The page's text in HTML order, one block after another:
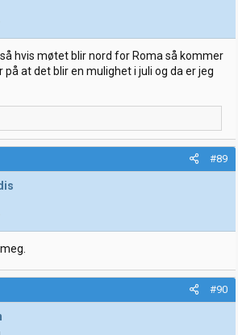
hvis møtet blir nord for Roma så kommer
på at det blir en mulighet i juli og da er jeg
#89
#90